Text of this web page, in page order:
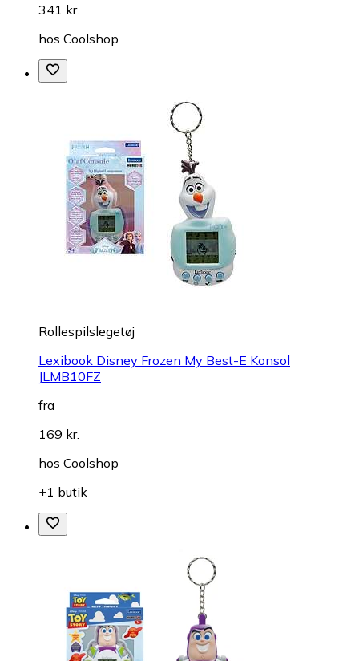
341 kr.
hos Coolshop
Rollespilslegetøj
Lexibook Disney Frozen My Best-E Konsol
JLMB10FZ
fra
169 kr.
hos Coolshop
+1 butik